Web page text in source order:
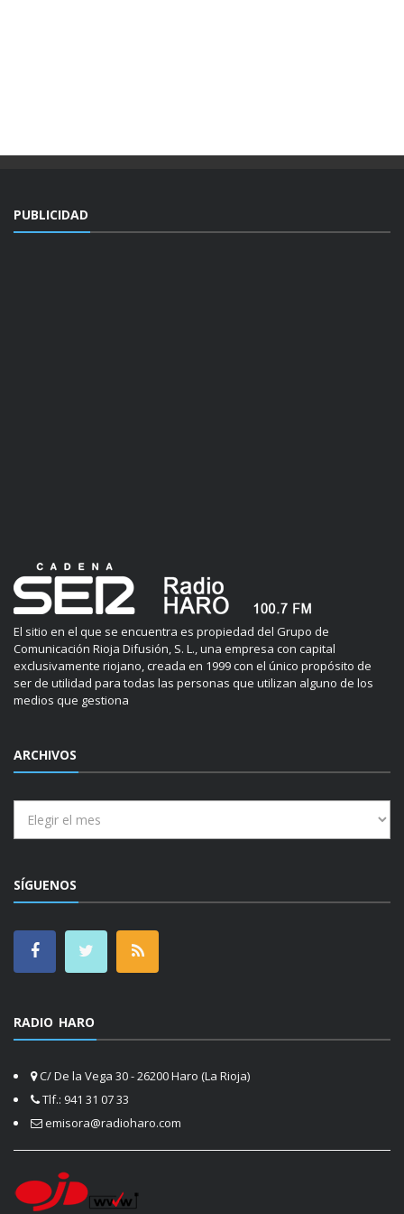
PUBLICIDAD
El sitio en el que se encuentra es propiedad del Grupo de
Comunicación Rioja Difusión, S. L., una empresa con capital
exclusivamente riojano, creada en 1999 con el único propósito de
ser de utilidad para todas las personas que utilizan alguno de los
medios que gestiona
ARCHIVOS
SÍGUENOS
RADIO HARO
C/ De la Vega 30 - 26200 Haro (La Rioja)
Tlf.: 941 31 07 33
emisora@radioharo.com